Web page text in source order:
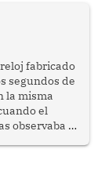
del
las políticas
fabricado
segundos de
la misma
el
observaba el